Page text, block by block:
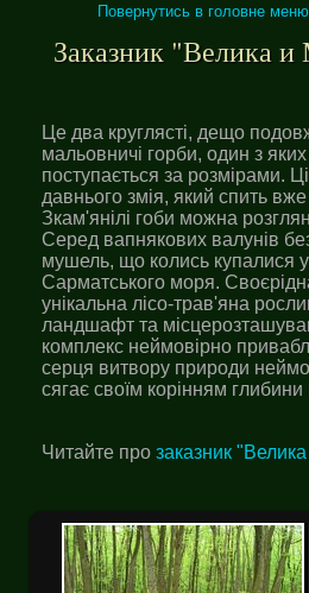
Повернутись в головне меню
Заказник "Велика и
Це два круглясті, дещо
мальовничі горби, один з
поступається за розмірами.
давнього змія, який спить
Зкам'янілі гоби можна
Серед вапнякових валунів
мушель, що колись купалися
Сарматського моря.
унікальна лісо-трав'яна
ландшафт та
комплекс неймовірно
серця витвору природи
сягає своїм корінням глибини
Читайте про заказник